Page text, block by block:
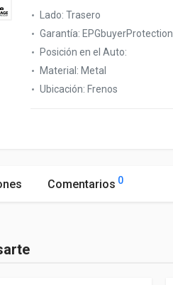
Lado: Trasero
Garantía: EPGbuyerProtection
Posición en el Auto:
Material: Metal
Ubicación: Frenos
Comentarios 0